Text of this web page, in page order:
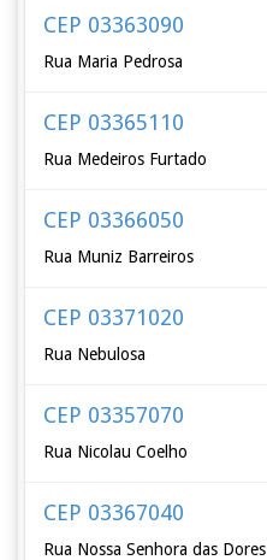
CEP 03363090
Rua Maria Pedrosa
CEP 03365110
Rua Medeiros Furtado
CEP 03366050
Rua Muniz Barreiros
CEP 03371020
Rua Nebulosa
CEP 03357070
Rua Nicolau Coelho
CEP 03367040
Rua Nossa Senhora das Dores